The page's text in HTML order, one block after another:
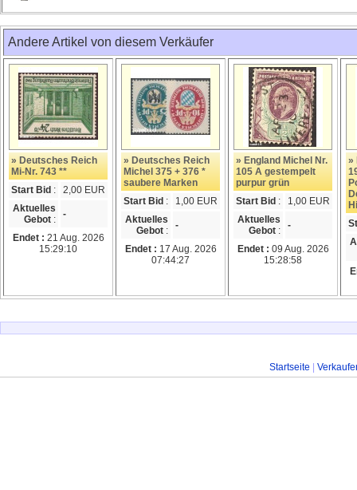
Andere Artikel von diesem Verkäufer
» Deutsches Reich
Mi-Nr. 743 **
Start Bid :
2,00 EUR
Aktuelles
Gebot : -
Endet : 21 Aug. 2026
15:29:10
» Deutsches Reich
Michel 375 + 376 *
saubere Marken
Start Bid :
1,00 EUR
Aktuelles
Gebot : -
Endet : 17 Aug. 2026
07:44:27
» England Michel Nr.
105 A gestempelt
purpur grün
Start Bid :
1,00 EUR
Aktuelles
Gebot : -
Endet : 09 Aug. 2026
15:28:58
»
Startseite